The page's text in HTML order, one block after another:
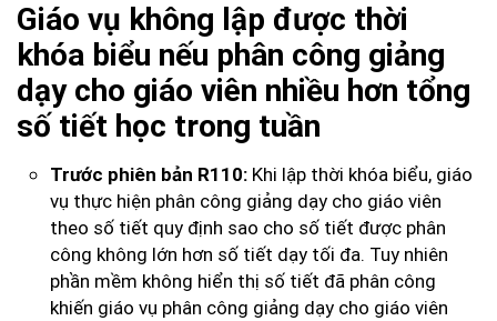
Giáo vụ không lập được thời
khóa biểu nếu phân công giảng
dạy cho giáo viên nhiều hơn tổng
số tiết học trong tuần
Trước phiên bản R110: Khi lập thời khóa biểu, giáo
vụ thực hiện phân công giảng dạy cho giáo viên
theo số tiết quy định sao cho số tiết được phân
công không lớn hơn số tiết dạy tối đa. Tuy nhiên
phần mềm không hiển thị số tiết đã phân công
khiến giáo vụ phân công giảng dạy cho giáo viên